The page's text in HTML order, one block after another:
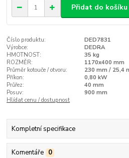
Přidat do košíku
Číslo produktu:
DED7831
Výrobce:
DEDRA
HMOTNOST:
35 kg
ROZMĚR:
1170x400 mm
Průměr kotouče / otvoru:
230 mm / 25,4
Příkon:
0,80 kW
Průřez:
40 mm
Posuv:
900 mm
Hlídat cenu / dostupnost
Kompletní specifikace
Komentáře 0